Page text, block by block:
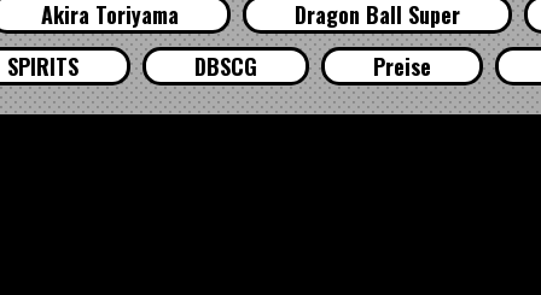
Akira Toriyama
Dragon Ball Super
DBSCG Preise